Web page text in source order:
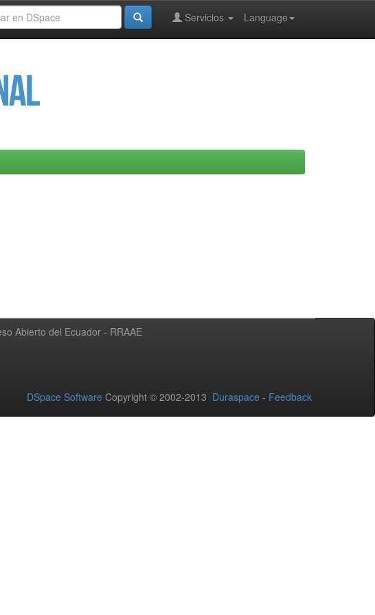
Language
Servicios
Abierto del Ecuador - RRAAE
DSpace Software Copyright © 2002-2013 Duraspace - Feedback